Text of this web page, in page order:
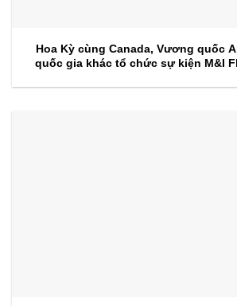
Hoa Kỳ cùng Canada, Vương quốc
quốc gia khác tổ chức sự kiện M&I